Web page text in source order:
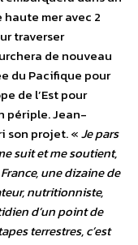
mer avec 2
traverser
de nouveau
du Pacifique pour
de l’Est pour
périple. Jean-
son projet. «Je pars
suit et me soutient,
une dizaine de
nutritionniste,
d’un point de
terrestres, c’est